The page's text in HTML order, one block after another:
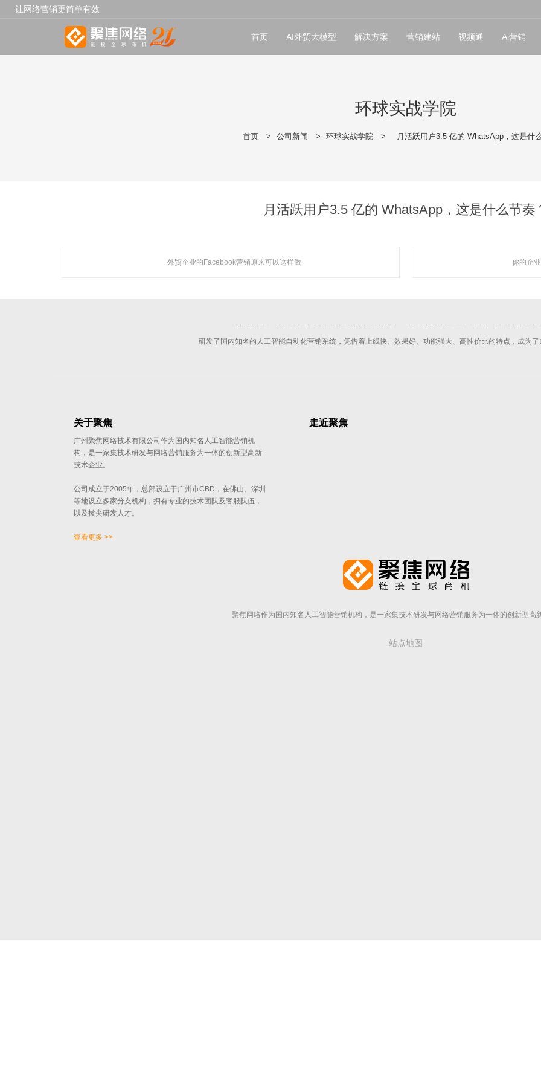
让网络营销更简单有效
首页 AI外贸大模型 解决方案 营销建站 视频通 Ai营销
环球实战学院
首页 > 公司新闻 > 环球实战学院 > 月活跃用户3.5 亿的 WhatsApp，这是什
月活跃用户3.5 亿的 WhatsApp，这是什么节奏
外贸企业的Facebook营销原来可以这样做 你的企
研发了国内知名的人工智能自动化营销系统，凭借着上线快、效果好、功能强大、高性价比的特点，成为了
关于聚焦
广州聚焦网络技术有限公司作为国内知名人工智能营销机
构，是一家集技术研发与网络营销服务为一体的创新型高新
技术企业。
公司成立于2005年，总部设立于广州市CBD，在佛山、深圳
等地设立多家分支机构，拥有专业的技术团队及客服队伍，
以及拔尖研发人才。
查看更多 >>
走近聚焦
聚焦网络作为国内知名人工智能营销机构，是一家集技术研发与网络营销服务为一体的创新型高
站点地图